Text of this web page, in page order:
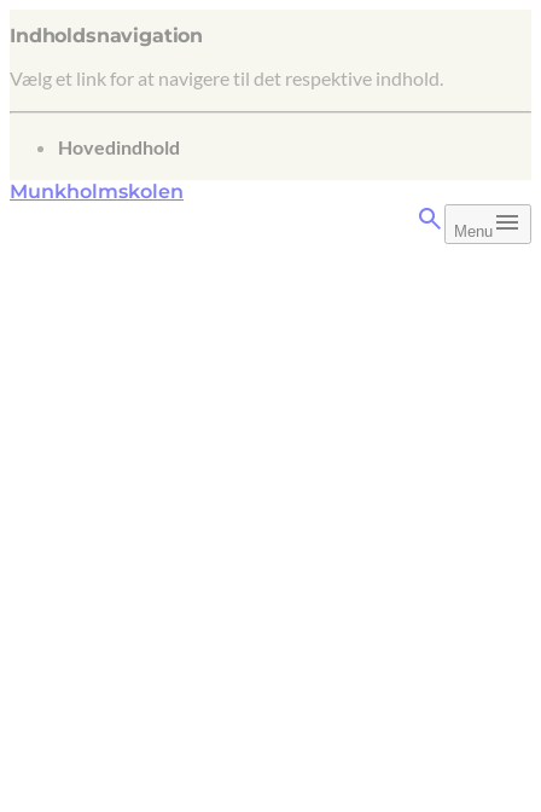
Indholdsnavigation
Vælg et link for at navigere til det respektive indhold.
gå til
Hovedindhold
Munkholmskolen
Menu